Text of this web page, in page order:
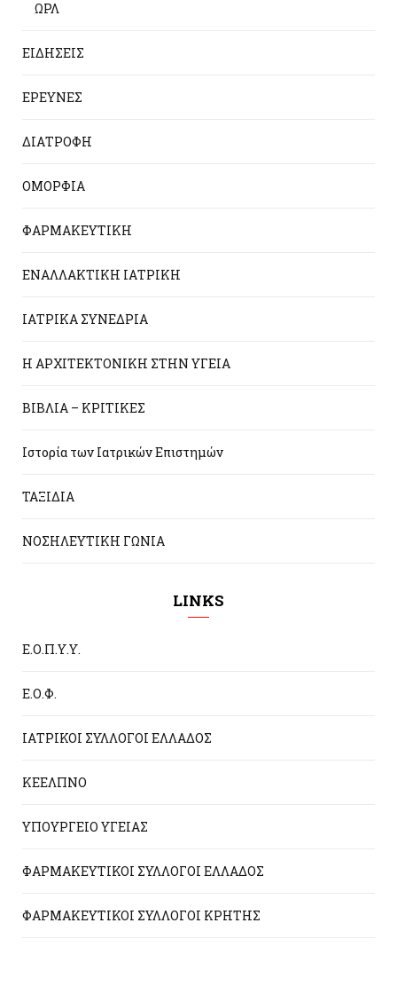
ΩΡΛ
ΕΙΔΗΣΕΙΣ
ΕΡΕΥΝΕΣ
ΔΙΑΤΡΟΦΗ
ΟΜΟΡΦΙΑ
ΦΑΡΜΑΚΕΥΤΙΚΗ
ΕΝΑΛΛΑΚΤΙΚΗ ΙΑΤΡΙΚΗ
ΙΑΤΡΙΚΑ ΣΥΝΕΔΡΙΑ
Η ΑΡΧΙΤΕΚΤΟΝΙΚΗ ΣΤΗΝ ΥΓΕΙΑ
ΒΙΒΛΙΑ – ΚΡΙΤΙΚΕΣ
Ιστορία των Ιατρικών Επιστημών
ΤΑΞΙΔΙΑ
ΝΟΣΗΛΕΥΤΙΚΗ ΓΩΝΙΑ
LINKS
Ε.Ο.Π.Υ.Υ.
Ε.Ο.Φ.
ΙΑΤΡΙΚΟΙ ΣΥΛΛΟΓΟΙ ΕΛΛΑΔΟΣ
ΚΕΕΛΠΝΟ
ΥΠΟΥΡΓΕΙΟ ΥΓΕΙΑΣ
ΦΑΡΜΑΚΕΥΤΙΚΟΙ ΣΥΛΛΟΓΟΙ ΕΛΛΑΔΟΣ
ΦΑΡΜΑΚΕΥΤΙΚΟΙ ΣΥΛΛΟΓΟΙ ΚΡΗΤΗΣ